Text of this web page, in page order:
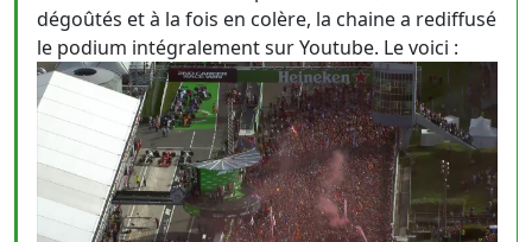
dégoûtés et à la fois en colère, la chaine a rediffusé
le podium intégralement sur Youtube. Le voici :